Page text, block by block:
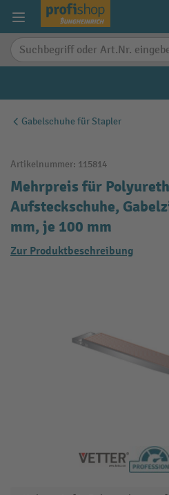
springen
Gabelschuhe für Stapler
Artikelnummer: 115814
Mehrpreis für
Aufsteckschuhe,
mm, je 100 mm
Zur Produktbeschreibung